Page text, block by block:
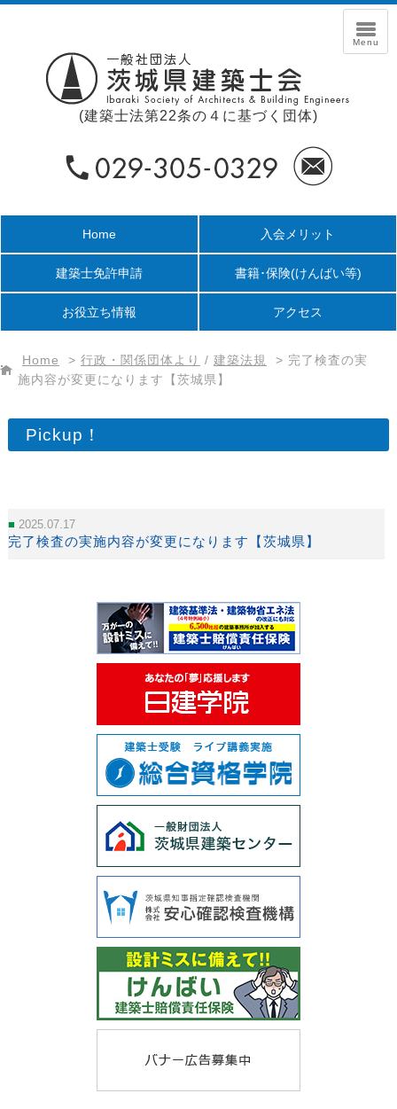
(建築士法第22条の４に基づく団体)
Home 入会メリット
建築士免許申請 書籍･保険(けんばい等)
お役立ち情報 アクセス
Home > 行政・関係団体より / 建築法規 > 完了検査の実
施内容が変更になります【茨城県】
Pickup！
2025.07.17
完了検査の実施内容が変更になります【茨城県】